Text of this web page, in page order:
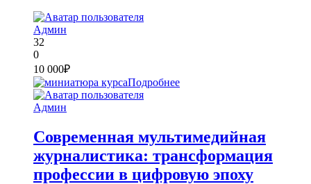
Админ
32
0
10 000₽
Подробнее
Админ
Современная мультимедийная
журналистика: трансформация
профессии в цифровую эпоху